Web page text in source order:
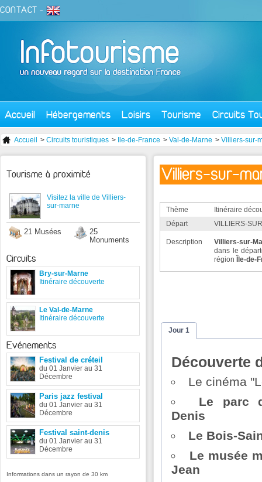
CONTACT -
Accueil Hébergements Loisirs Tourisme Circuits
Accueil > Circuits touristiques > Ile-de-France > Val-de-Marne > Villiers-sur-
Villiers-sur-
Thème
Itinéraire
Départ
VILLIERS-
Description
Villiers-sur-
dans le
région Île-de-
Jour 1
Découverte
Le cinéma
Le parc
Denis
Le Bois-
Le musée
Jean
Tourisme à proximité
Visitez la ville de Villiers-
sur-marne
21 Musées
25
Monuments
Circuits
Bry-sur-Marne
Itinéraire découverte
Le Val-de-Marne
Itinéraire découverte
Evénements
Festival de créteil
du 01 Janvier au 31
Décembre
Paris jazz festival
du 01 Janvier au 31
Décembre
Festival saint-denis
du 01 Janvier au 31
Décembre
Informations dans un rayon de 30 km